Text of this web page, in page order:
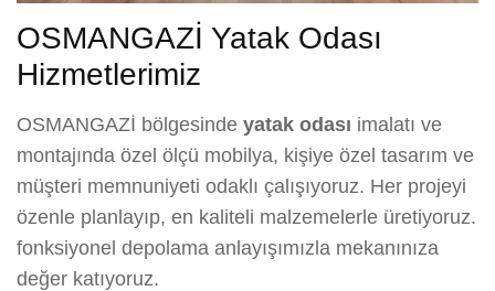
OSMANGAZİ Yatak Odası
Hizmetlerimiz
OSMANGAZİ bölgesinde yatak odası imalatı ve
montajında özel ölçü mobilya, kişiye özel tasarım ve
müşteri memnuniyeti odaklı çalışıyoruz. Her projeyi
özenle planlayıp, en kaliteli malzemelerle üretiyoruz.
fonksiyonel depolama anlayışımızla mekanınıza
değer katıyoruz.